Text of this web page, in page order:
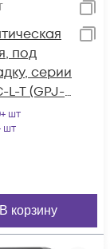
под
серии
L-T (GPJ-
шт
шт
В корзину